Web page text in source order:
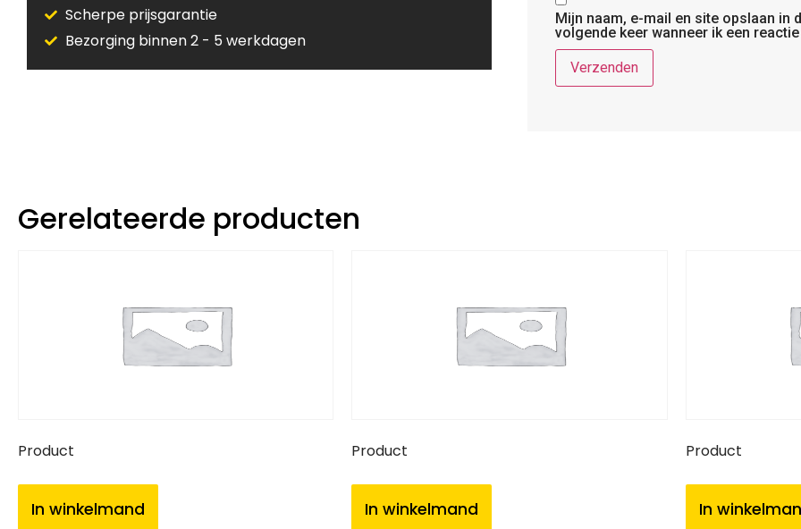
Scherpe prijsgarantie
Bezorging binnen 2 - 5 werkdagen
Mijn naam, e-mail en site opslaan in
volgende keer wanneer ik een
Gerelateerde producten
Product
In winkelmand
Product
In winkelmand
Product
In